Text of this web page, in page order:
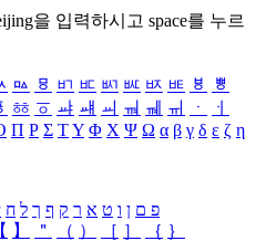
을 입력하시고 space를 누르
ㅰ ㅱ ㅲ ㅳ ㅴ ㅵ ㅶ ㅷ ㅸ
ㅹ
ㆅ ㆆ ㆇ ㆈ ㆉ ㆊ ㆋ ㆌ ㆍ
ㆎ
Π Ρ Σ ΤΥ Φ Χ Ψ Ω α β γ δ ε ζ η
פ ם ן ו ט א ר ק ף ך ל ח
【 】 ＂ （ ） ［ ］ ｛ ｝